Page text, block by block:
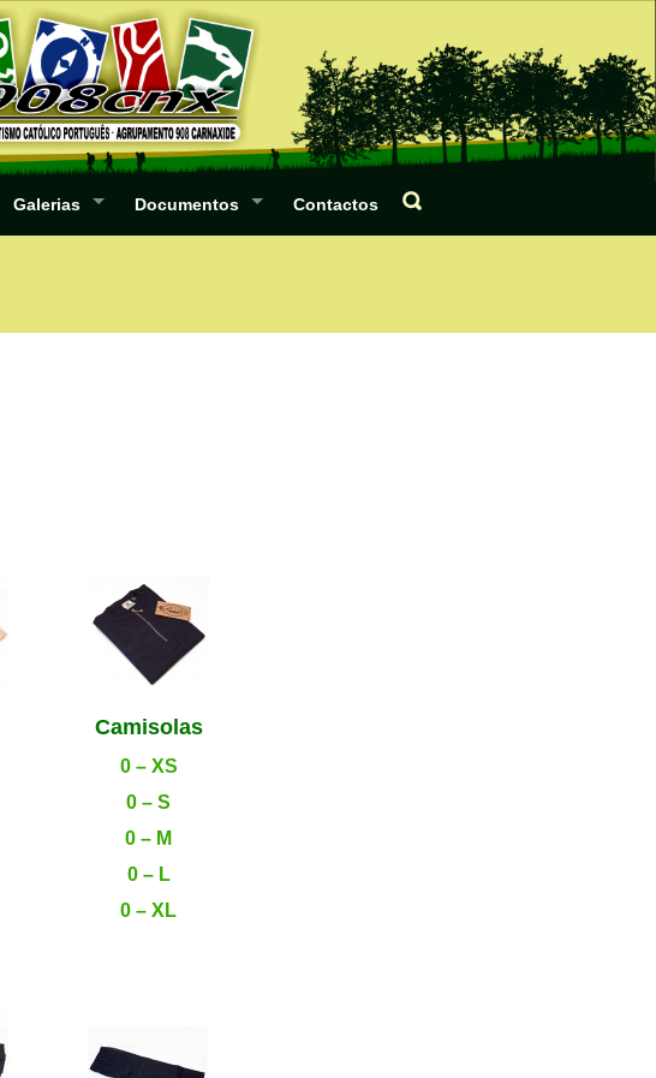
Galerias Documentos Contactos
Camisolas
0 – XS
0 – S
0 – M
0 – L
0 – XL